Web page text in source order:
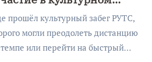
прошёл культурный забег РУТС,
могли преодолеть дистанцию
или перейти на быстрый…